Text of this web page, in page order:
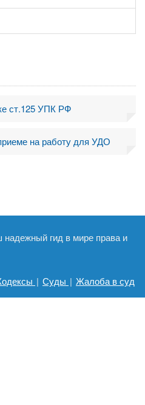
ст.125 УПК РФ
на работу для УДО
гид в мире права и
| Суды | Жалоба в суд